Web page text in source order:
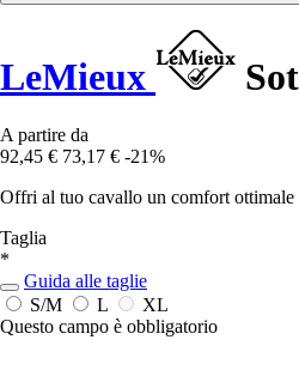
LeMieux
A partire da
92,45 € 73,17 € -21%
Offri al tuo cavallo un comfort ottimale
Taglia
*
Guida alle taglie
S/M
L
XL
Questo campo è obbligatorio